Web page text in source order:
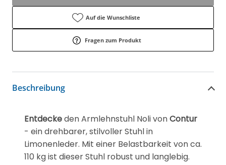
Auf die Wunschliste
Fragen zum Produkt
Beschreibung
Entdeckeden Armlehnstuhl Noli vonContur
- ein drehbarer, stilvoller Stuhl in
Limonenleder. Mit einer Belastbarkeit von ca.
110 kg ist dieser Stuhl robust und langlebig.